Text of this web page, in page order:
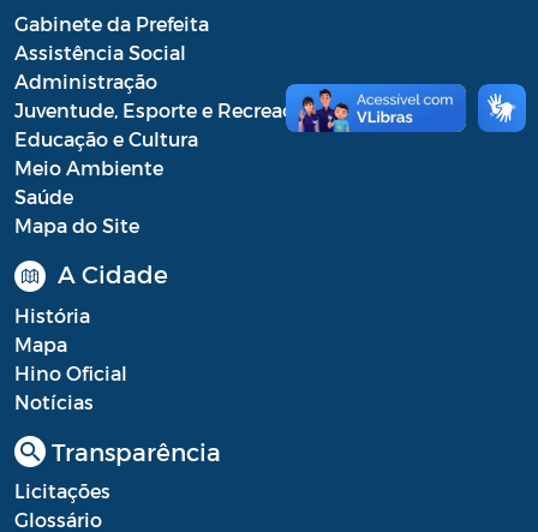
Gabinete da Prefeita
Assistência Social
Administração
Juventude, Esporte e Recreação
Educação e Cultura
Meio Ambiente
Saúde
Mapa do Site
A Cidade
História
Mapa
Hino Oficial
Notícias
Transparência
Licitações
Glossário